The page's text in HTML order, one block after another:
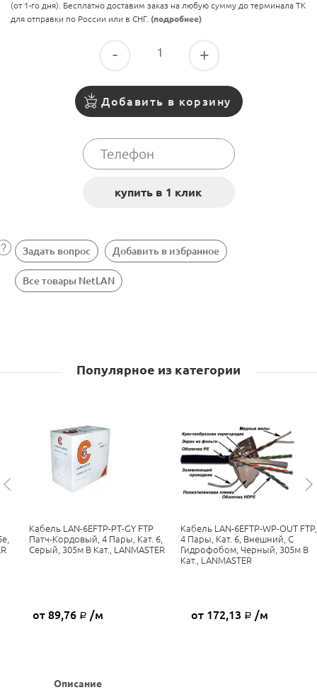
(от 1-го дня). Бесплатно доставим заказ на любую сумму до терминала ТК
для отправки по России или в СНГ. (подробнее)
- +
Добавить в корзину
Задать вопрос Добавить в избранное
Все товары NetLAN
Популярное из категории
Кабель LAN-6EFTP-PT-GY FTP
Патч-Кордовый, 4 Пары, Кат. 6,
Серый, 305м В Кат., LANMASTER
от 89,76 Р /м
Кабель LAN-6EFTP-WP-OUT FTP,
4 Пары, Кат. 6, Внешний, С
Гидрофобом, Черный, 305м В
Кат., LANMASTER
от 172,13 Р /м
Описание